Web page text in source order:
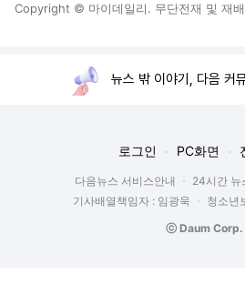
Copyright © 마이데일리. 무단전재 및 재
뉴스 밖 이야기, 다음 커
로그인 PC화면
다음뉴스 서비스안내 24시간 뉴
기사배열책임자 : 임광욱
청소년
ⓒ Daum Corp.